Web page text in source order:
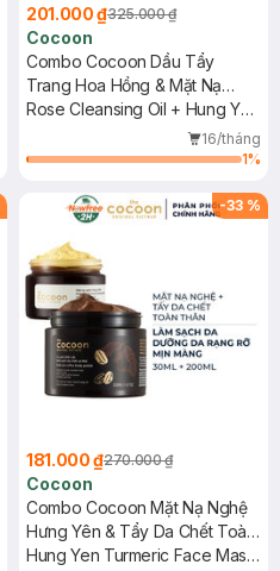
201.000 ₫325.000 ₫
Cocoon
Combo Cocoon Dầu Tẩy
Trang Hoa Hồng & Mặt Nạ
Nghệ Hưng Yên 140ml+30ml
Rose Cleansing Oil + Hung Yen
16/tháng
1%
-33 %
181.000 ₫270.000 ₫
Cocoon
Combo Cocoon Mặt Nạ Nghệ
Hưng Yên & Tẩy Da Chết Toàn
Thân Cà Phê Đắk Lắk
Hung Yen Turmeric Face Mask